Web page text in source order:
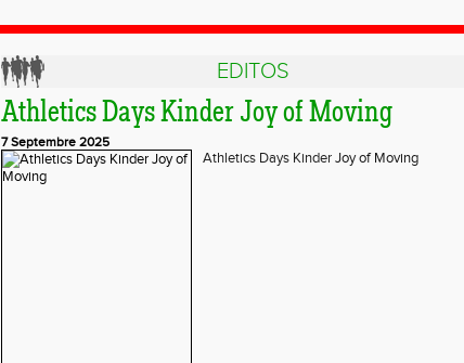
EDITOS
Athletics Days Kinder Joy of Moving
7 Septembre 2025
Athletics Days KinderJoy of Moving